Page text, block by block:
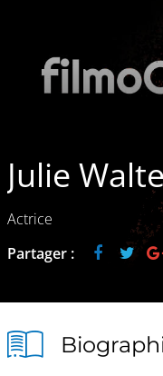
Julie
Actrice
Partager :